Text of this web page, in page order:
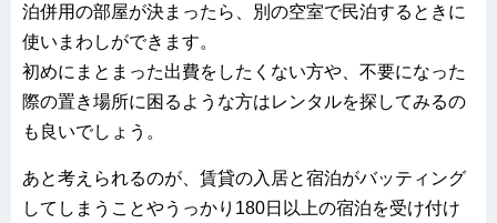
泊併用の部屋が決まったら、別の空室で民泊するときに
使いまわしができます。
初めにまとまった出費をしたくない方や、不要になった
際の置き場所に困るような方はレンタルを探してみるの
も良いでしょう。
あと考えられるのが、賃貸の入居と宿泊がバッティング
してしまうことやうっかり180日以上の宿泊を受け付け